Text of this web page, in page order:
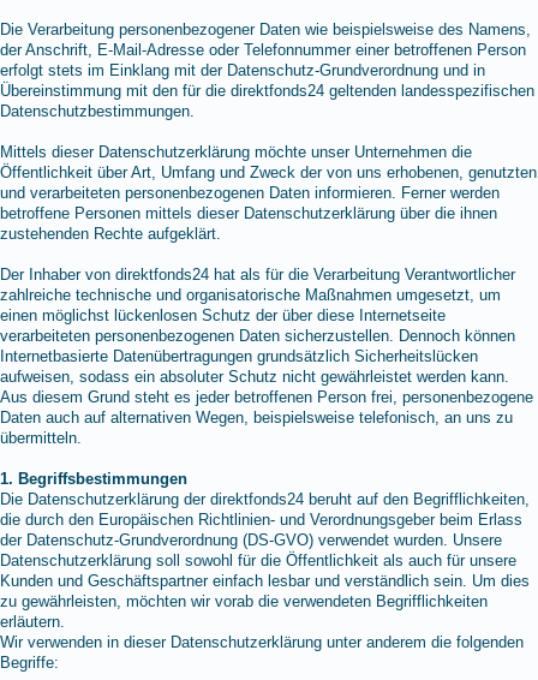
Die Verarbeitung personenbezogener Daten wie beispielsweise des Namens,
der Anschrift, E-Mail-Adresse oder Telefonnummer einer betroffenen Person
erfolgt stets im Einklang mit der Datenschutz-Grundverordnung und in
Übereinstimmung mit den für die direktfonds24 geltenden landesspezifischen
Datenschutzbestimmungen.
Mittels dieser Datenschutzerklärung möchte unser Unternehmen die
Öffentlichkeit über Art, Umfang und Zweck der von uns erhobenen, genutzten
und verarbeiteten personenbezogenen Daten informieren. Ferner werden
betroffene Personen mittels dieser Datenschutzerklärung über die ihnen
zustehenden Rechte aufgeklärt.
Der Inhaber von direktfonds24 hat als für die Verarbeitung Verantwortlicher
zahlreiche technische und organisatorische Maßnahmen umgesetzt, um
einen möglichst lückenlosen Schutz der über diese Internetseite
verarbeiteten personenbezogenen Daten sicherzustellen. Dennoch können
Internetbasierte Datenübertragungen grundsätzlich Sicherheitslücken
aufweisen, sodass ein absoluter Schutz nicht gewährleistet werden kann.
Aus diesem Grund steht es jeder betroffenen Person frei, personenbezogene
Daten auch auf alternativen Wegen, beispielsweise telefonisch, an uns zu
übermitteln.
1. Begriffsbestimmungen
Die Datenschutzerklärung der direktfonds24 beruht auf den Begrifflichkeiten,
die durch den Europäischen Richtlinien- und Verordnungsgeber beim Erlass
der Datenschutz-Grundverordnung (DS-GVO) verwendet wurden. Unsere
Datenschutzerklärung soll sowohl für die Öffentlichkeit als auch für unsere
Kunden und Geschäftspartner einfach lesbar und verständlich sein. Um dies
zu gewährleisten, möchten wir vorab die verwendeten Begrifflichkeiten
erläutern.
Wir verwenden in dieser Datenschutzerklärung unter anderem die folgenden
Begriffe: